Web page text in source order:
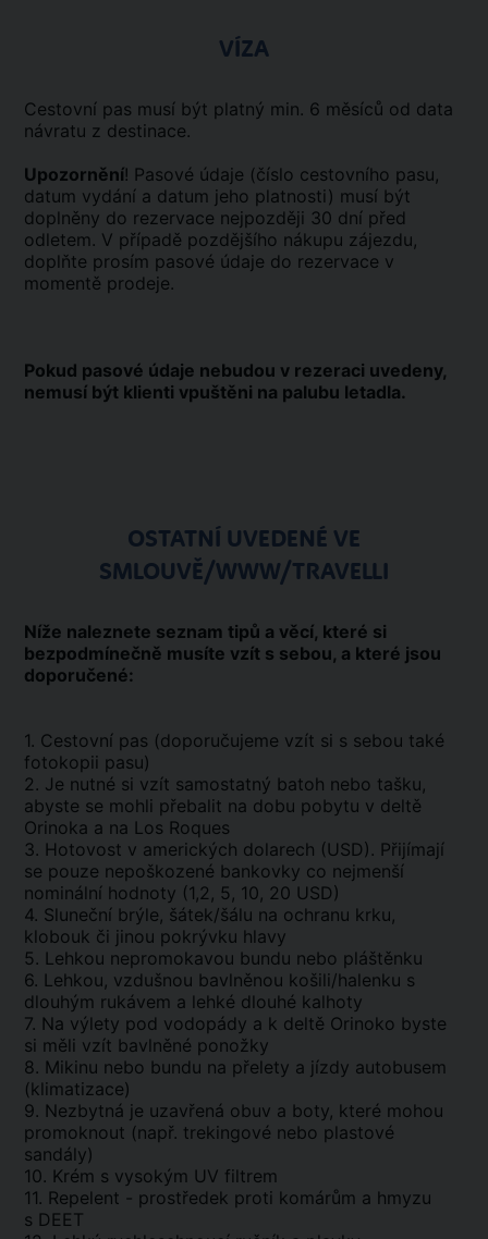
VÍZA
Cestovní pas musí být platný min. 6 měsíců od data
návratu z destinace.
Upozornění! Pasové údaje (číslo cestovního pasu,
datum vydání a datum jeho platnosti) musí být
doplněny do rezervace nejpozději 30 dní před
odletem. V případě pozdějšího nákupu zájezdu,
doplňte prosím pasové údaje do rezervace v
momentě prodeje.
Pokud pasové údaje nebudou v rezeraci uvedeny,
nemusí být klienti vpuštěni na palubu letadla.
OSTATNÍ UVEDENÉ VE
SMLOUVĚ/WWW/TRAVELLI
Níže naleznete seznam tipů a věcí, které si
bezpodmínečně musíte vzít s sebou, a které jsou
doporučené:
1. Cestovní pas (doporučujeme vzít si s sebou také
fotokopii pasu)
2. Je nutné si vzít samostatný batoh nebo tašku,
abyste se mohli přebalit na dobu pobytu v deltě
Orinoka a na Los Roques
3. Hotovost v amerických dolarech (USD). Přijímají
se pouze nepoškozené bankovky co nejmenší
nominální hodnoty (1,2, 5, 10, 20 USD)
4. Sluneční brýle, šátek/šálu na ochranu krku,
klobouk či jinou pokrývku hlavy
5. Lehkou nepromokavou bundu nebo pláštěnku
6. Lehkou, vzdušnou bavlněnou košili/halenku s
dlouhým rukávem a lehké dlouhé kalhoty
7. Na výlety pod vodopády a k deltě Orinoko byste
si měli vzít bavlněné ponožky
8. Mikinu nebo bundu na přelety a jízdy autobusem
(klimatizace)
9. Nezbytná je uzavřená obuv a boty, které mohou
promoknout (např. trekingové nebo plastové
sandály)
10. Krém s vysokým UV filtrem
11. Repelent - prostředek proti komárům a hmyzu
s DEET